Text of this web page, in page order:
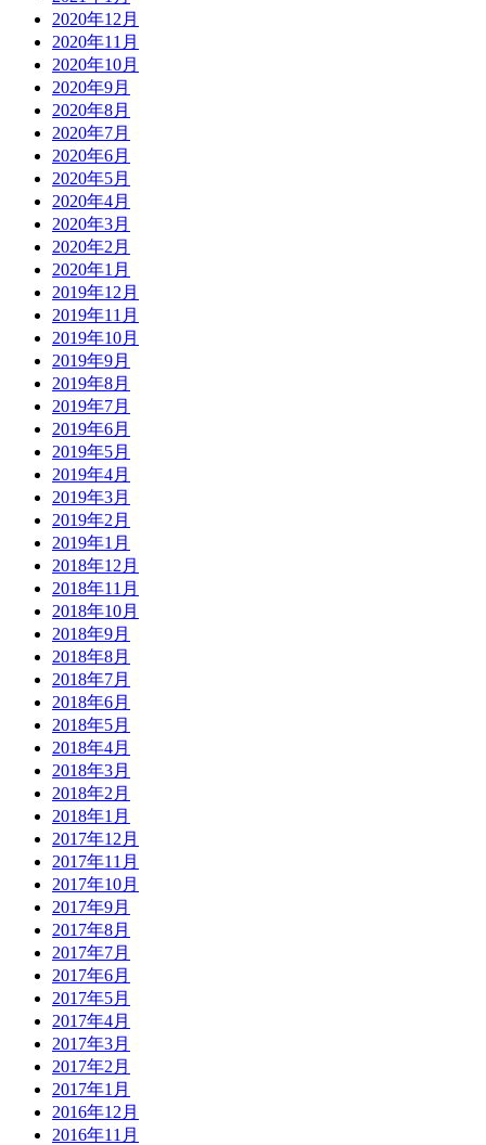
2020年12月
2020年11月
2020年10月
2020年9月
2020年8月
2020年7月
2020年6月
2020年5月
2020年4月
2020年3月
2020年2月
2020年1月
2019年12月
2019年11月
2019年10月
2019年9月
2019年8月
2019年7月
2019年6月
2019年5月
2019年4月
2019年3月
2019年2月
2019年1月
2018年12月
2018年11月
2018年10月
2018年9月
2018年8月
2018年7月
2018年6月
2018年5月
2018年4月
2018年3月
2018年2月
2018年1月
2017年12月
2017年11月
2017年10月
2017年9月
2017年8月
2017年7月
2017年6月
2017年5月
2017年4月
2017年3月
2017年2月
2017年1月
2016年12月
2016年11月